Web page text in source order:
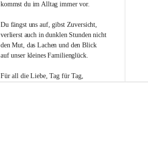
kommst du im Alltag immer vor.
Du fängst uns auf, gibst Zuversicht,
verlierst auch in dunklen Stunden nicht
den Mut, das Lachen und den Blick
auf unser kleines Familienglück.
Für all die Liebe, Tag für Tag,